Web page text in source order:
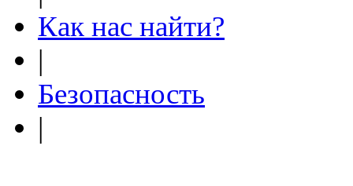
Как нас найти?
|
Безопасность
|